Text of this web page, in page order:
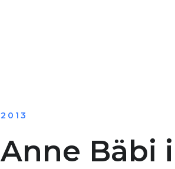
2013
Anne Bäbi